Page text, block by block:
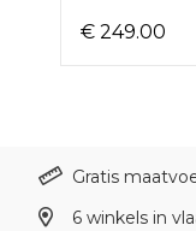
€ 249.00
Gratis
6 winkels in